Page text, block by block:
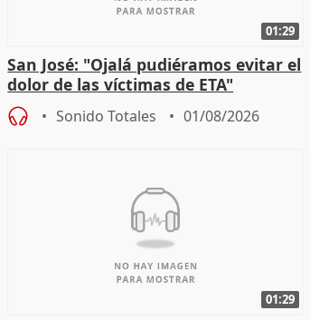
01:29
San José: "Ojalá pudiéramos evitar el
dolor de las víctimas de ETA"
Sonido Totales 01/08/2026
01:29